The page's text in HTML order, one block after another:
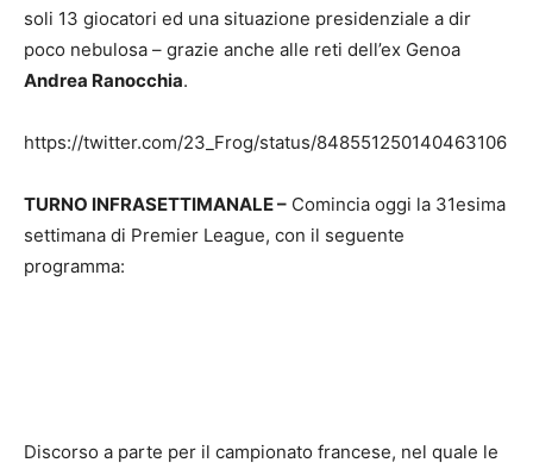
soli 13 giocatori ed una situazione presidenziale a dir
poco nebulosa – grazie anche alle reti dell’ex Genoa
Andrea Ranocchia.
https://twitter.com/23_Frog/status/848551250140463106
TURNO INFRASETTIMANALE – Comincia oggi la 31esima
settimana di Premier League, con il seguente
programma:
Discorso a parte per il campionato francese, nel quale le